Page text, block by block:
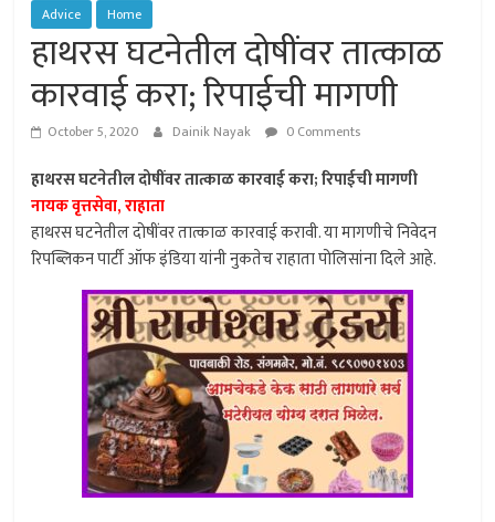
Advice Home
हाथरस घटनेतील दोषींवर तात्काळ
कारवाई करा; रिपाईची मागणी
October 5, 2020 Dainik Nayak 0 Comments
हाथरस घटनेतील दोषींवर तात्काळ कारवाई करा; रिपाईची मागणी
नायक वृत्तसेवा, राहाता
हाथरस घटनेतील दोषींवर तात्काळ कारवाई करावी. या मागणीचे निवेदन
रिपब्लिकन पार्टी ऑफ इंडिया यांनी नुकतेच राहाता पोलिसांना दिले आहे.